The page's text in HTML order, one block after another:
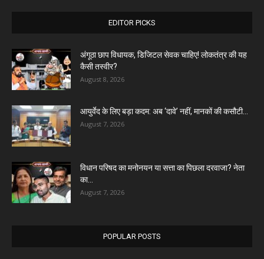
EDITOR PICKS
अंगूठा छाप विधायक, डिजिटल सेवक चाहिए! लोकतंत्र की यह
कैसी तस्वीर?
August 8, 2026
आयुर्वेद के लिए बड़ा कदम: अब ‘दावे’ नहीं, मानकों की कसौटी...
August 7, 2026
विधान परिषद का मनोनयन या सत्ता का पिछला दरवाजा? नेता
का...
August 7, 2026
POPULAR POSTS